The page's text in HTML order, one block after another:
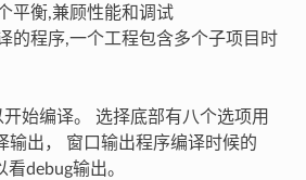
平衡,兼顾性能和调试
的程序,一个工程包含多个子项目时
始编译。 选择底部有八个选项用
输出， 窗口输出程序编译时候的
看debug输出。